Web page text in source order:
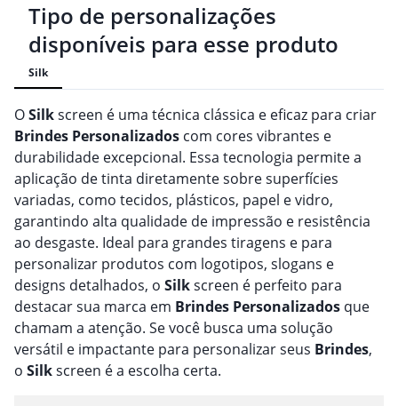
Tipo de personalizações
disponíveis para esse produto
Silk
OSilkscreen é uma técnica clássica e eficaz para criar
Brindes Personalizados com cores vibrantes e
durabilidade excepcional. Essa tecnologia permite a
aplicação de tinta diretamente sobre superfícies
variadas, como tecidos, plásticos, papel e vidro,
garantindo alta qualidade de impressão e resistência
ao desgaste. Ideal para grandes tiragens e para
personalizar produtos com logotipos, slogans e
designs detalhados, o Silkscreen é perfeito para
destacar sua marca em Brindes Personalizados que
chamam a atenção. Se você busca uma solução
versátil e impactante para personalizar seus Brindes,
o Silkscreen é a escolha certa.